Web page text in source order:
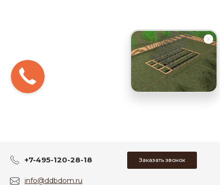
+7-495-120-28-18 Заказать звонок
info@ddbdom.ru